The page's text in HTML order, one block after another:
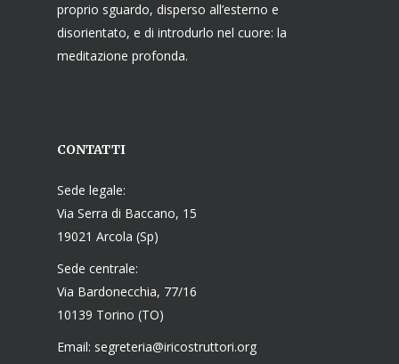
proprio sguardo, disperso all’esterno e
disorientato, e di introdurlo nel cuore: la
meditazione profonda.
CONTATTI
Sede legale:
Via Serra di Baccano, 15
19021 Arcola (Sp)
Sede centrale:
Via Bardonecchia, 77/16
10139 Torino (TO)
Email: segreteria@iricostruttori.org